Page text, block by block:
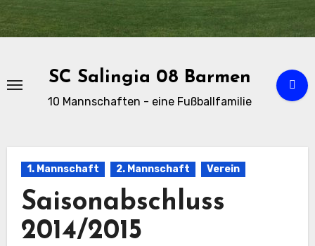
SC Salingia 08 Barmen
10 Mannschaften - eine Fußballfamilie
1. Mannschaft 2. Mannschaft Verein
Saisonabschluss
2014/2015